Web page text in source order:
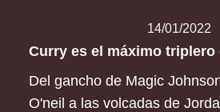
14/01/2022
Curry es el máximo triplero
Del gancho de Magic
O'neil a las volcadas de